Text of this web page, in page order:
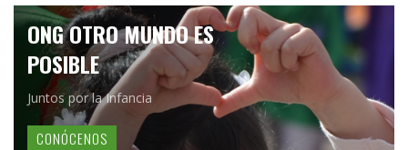
ONG OTRO MUNDO ES
POSIBLE
Juntos por la Infancia
CONÓCENOS